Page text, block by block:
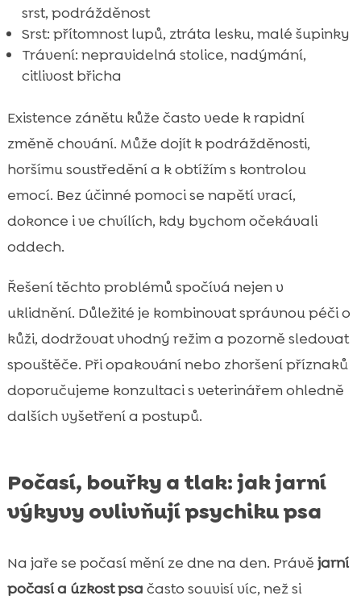
srst, podrážděnost
Srst: přítomnost lupů, ztráta lesku, malé šupinky
Trávení: nepravidelná stolice, nadýmání,
citlivost břicha
Existence zánětu kůže často vede k rapidní
změně chování. Může dojít k podrážděnosti,
horšímu soustředění a k obtížím s kontrolou
emocí. Bez účinné pomoci se napětí vrací,
dokonce i ve chvílích, kdy bychom očekávali
oddech.
Řešení těchto problémů spočívá nejen v
uklidnění. Důležité je kombinovat správnou péči o
kůži, dodržovat vhodný režim a pozorně sledovat
spouštěče. Při opakování nebo zhoršení příznaků
doporučujeme konzultaci s veterinářem ohledně
dalších vyšetření a postupů.
Počasí, bouřky a tlak: jak jarní
výkyvy ovlivňují psychiku psa
Na jaře se počasí mění ze dne na den. Právě jarní
počasí a úzkost psa často souvisí víc, než si